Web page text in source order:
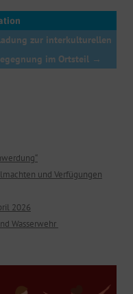
zur interkulturellen
im Ortsteil →
und Verfügungen
2026
Wasserwehr